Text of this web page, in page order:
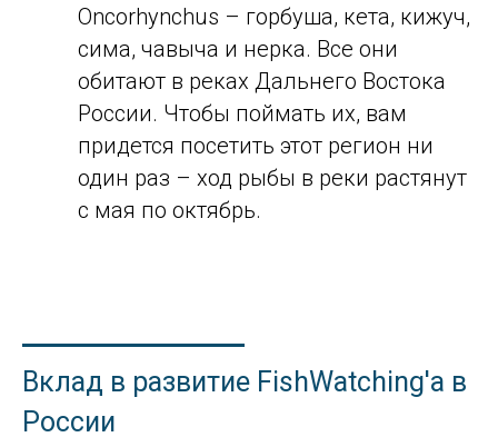
Oncorhynchus – горбуша, кета, кижуч,
сима, чавыча и нерка. Все они
обитают в реках Дальнего Востока
России. Чтобы поймать их, вам
придется посетить этот регион ни
один раз – ход рыбы в реки растянут
с мая по октябрь.
Вклад в развитие FishWatching'а в
России